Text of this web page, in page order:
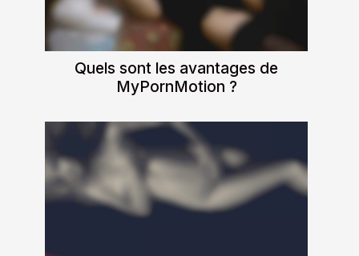
Quels sont les avantages de
MyPornMotion ?